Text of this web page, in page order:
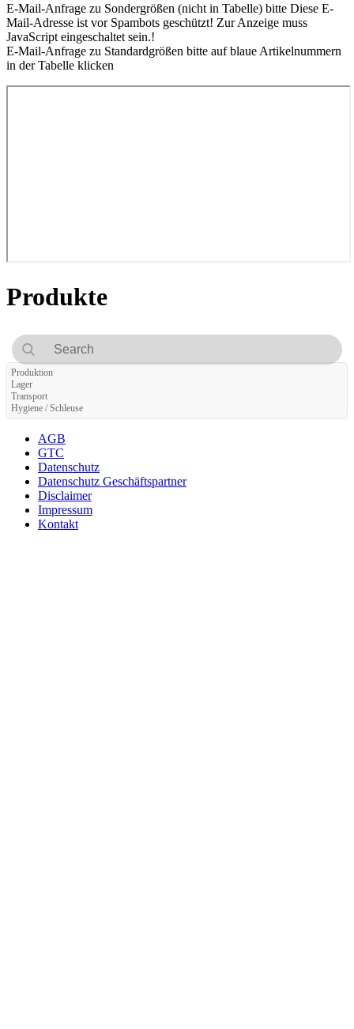
E-Mail-Anfrage zu Sondergrößen (nicht in Tabelle) bitte Diese E-
Mail-Adresse ist vor Spambots geschützt! Zur Anzeige muss
JavaScript eingeschaltet sein.!
E-Mail-Anfrage zu Standardgrößen bitte auf blaue Artikelnummern
in der Tabelle klicken
Produkte
Produktion
Lager
Transport
Hygiene / Schleuse
AGB
GTC
Datenschutz
Datenschutz Geschäftspartner
Disclaimer
Impressum
Kontakt